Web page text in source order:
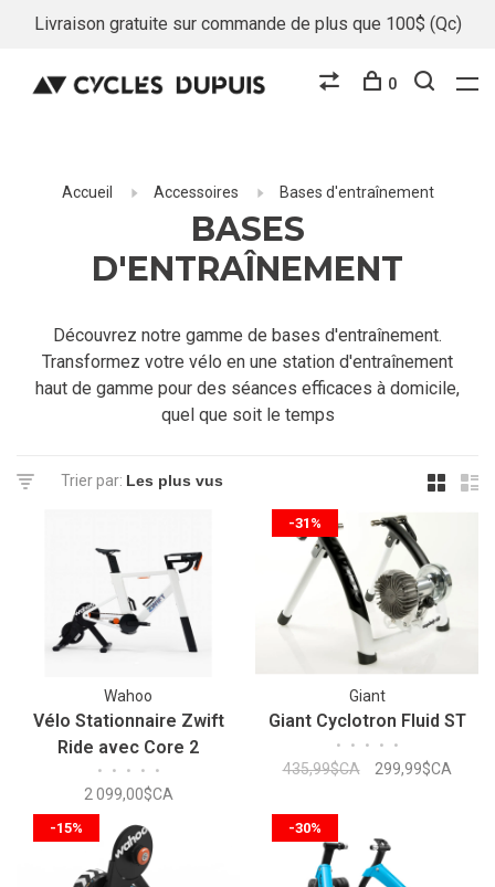
Livraison gratuite sur commande de plus que 100$ (Qc)
0
Accueil Accessoires Bases d'entraînement
BASES
D'ENTRAÎNEMENT
Découvrez notre gamme de bases d'entraînement.
Transformez votre vélo en une station d'entraînement
haut de gamme pour des séances efficaces à domicile,
quel que soit le temps
Trier par:
Wahoo
Vélo Stationnaire Zwift
Ride avec Core 2
• • • • •
2 099,00$CA
-31%
Giant
Giant Cyclotron Fluid ST
• • • • •
435,99$CA 299,99$CA
-15% -30%